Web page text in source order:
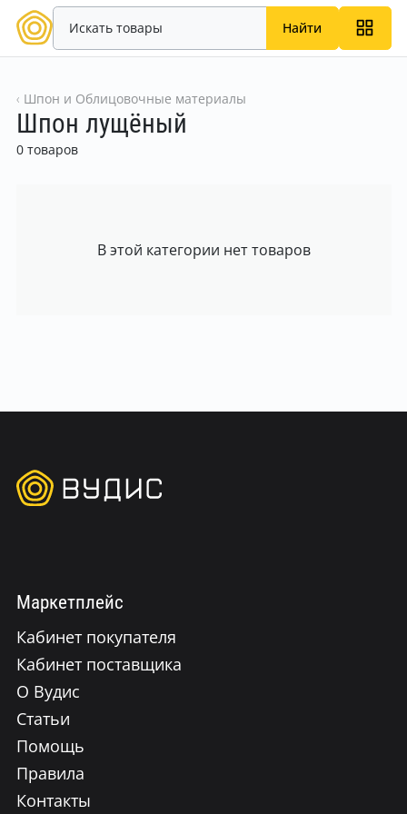
Найти
Шпон и Облицовочные материалы
Шпон лущёный
0 товаров
В этой категории нет товаров
Маркетплейс
Кабинет покупателя
Кабинет поставщика
О Вудис
Статьи
Помощь
Правила
Контакты